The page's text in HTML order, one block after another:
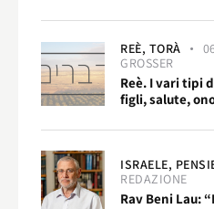
REÈ, TORÀ
GROSSER
Reè. I vari tipi
figli, salute,
ISRAELE,
REDAZIONE
Rav Beni Lau: